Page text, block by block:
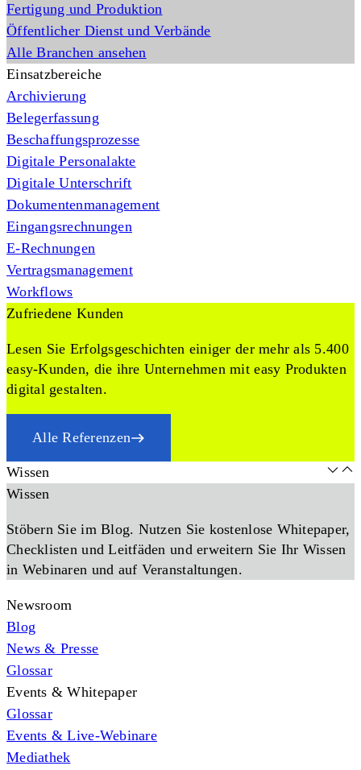
Fertigung und Produktion
Öffentlicher Dienst und Verbände
Alle Branchen ansehen
Einsatzbereiche
Archivierung
Belegerfassung
Beschaffungsprozesse
Digitale Personalakte
Digitale Unterschrift
Dokumentenmanagement
Eingangsrechnungen
E-Rechnungen
Vertragsmanagement
Workflows
Zufriedene Kunden
Lesen Sie Erfolgsgeschichten einiger der mehr als 5.400
easy-Kunden, die ihre Unternehmen mit easy Produkten
digital gestalten.
Alle Referenzen
Wissen
Wissen
Stöbern Sie im Blog. Nutzen Sie kostenlose Whitepaper,
Checklisten und Leitfäden und erweitern Sie Ihr Wissen
in Webinaren und auf Veranstaltungen.
Newsroom
Blog
News & Presse
Glossar
Events & Whitepaper
Glossar
Events & Live-Webinare
Mediathek